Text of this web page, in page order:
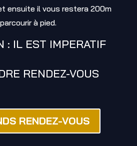
ensuite il vous restera 200m
à pied.
: IL EST IMPERATIF
RENDEZ-VOUS
RENDEZ-VOUS